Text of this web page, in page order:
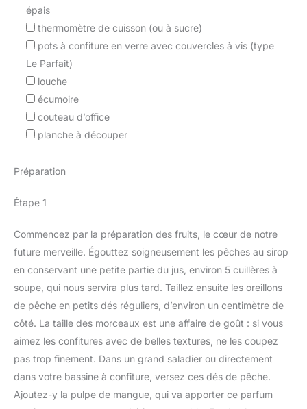
épais
thermomètre de cuisson (ou à sucre)
pots à confiture en verre avec couvercles à vis (type
Le Parfait)
louche
écumoire
couteau d’office
planche à découper
Préparation
Étape 1
Commencez par la préparation des fruits, le cœur de notre
future merveille. Égouttez soigneusement les pêches au sirop
en conservant une petite partie du jus, environ 5 cuillères à
soupe, qui nous servira plus tard. Taillez ensuite les oreillons
de pêche en petits dés réguliers, d’environ un centimètre de
côté. La taille des morceaux est une affaire de goût : si vous
aimez les confitures avec de belles textures, ne les coupez
pas trop finement. Dans un grand saladier ou directement
dans votre bassine à confiture, versez ces dés de pêche.
Ajoutez-y la pulpe de mangue, qui va apporter ce parfum